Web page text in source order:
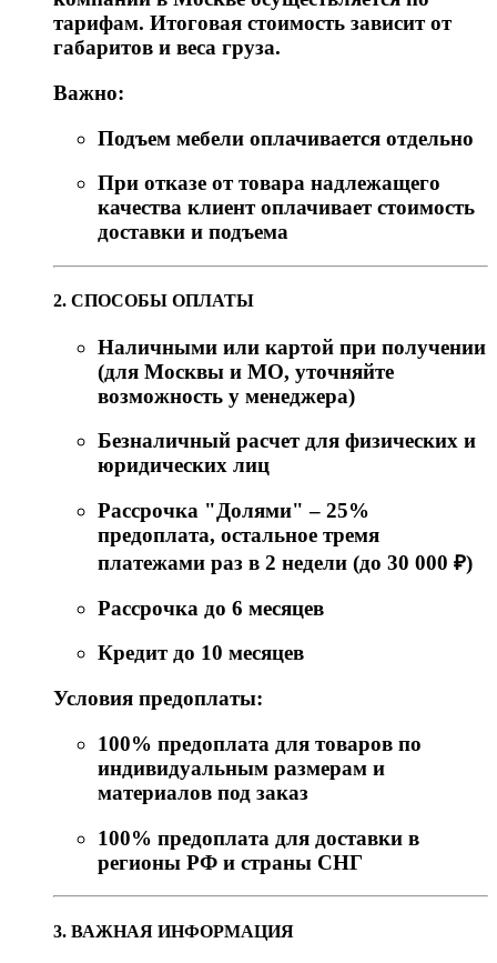
тарифам. Итоговая стоимость зависит от
габаритов и веса груза.
Важно:
Подъем мебели оплачивается отдельно
При отказе от товара надлежащего
качества клиент оплачивает стоимость
доставки и подъема
2. СПОСОБЫ ОПЛАТЫ
Наличными или картой при получении
(для Москвы и МО, уточняйте
возможность у менеджера)
Безналичный расчет для физических и
юридических лиц
Рассрочка "Долями" – 25%
предоплата, остальное тремя
платежами раз в 2 недели (до 30 000 ₽)
Рассрочка до 6 месяцев
Кредит до 10 месяцев
Условия предоплаты:
100% предоплата для товаров по
индивидуальным размерам и
материалов под заказ
100% предоплата для доставки в
регионы РФ и страны СНГ
3. ВАЖНАЯ ИНФОРМАЦИЯ